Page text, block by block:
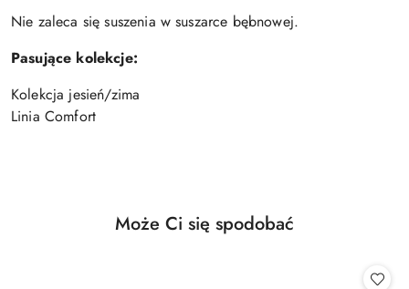
Nie zaleca się suszenia w suszarce bębnowej.
Pasujące kolekcje:
Kolekcja jesień/zima
Linia Comfort
Pomiń karuzelę produktów
Produkty
Może Ci się spodobać